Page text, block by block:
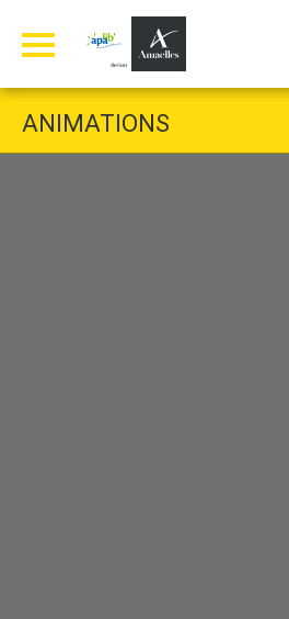
ANIMATIONS
Panneau de gestion des cookies